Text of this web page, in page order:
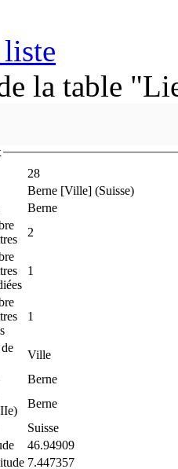
la table
28
Berne [Ville] (Suisse)
Berne
2
1
1
Ville
Berne
Berne
Suisse
46.94909
7.447357